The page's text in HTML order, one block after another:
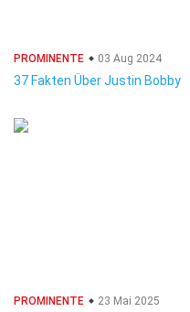
PROMINENTE 03 Aug 2024
37 Fakten Über Justin Bobby
PROMINENTE 23 Mai 2025